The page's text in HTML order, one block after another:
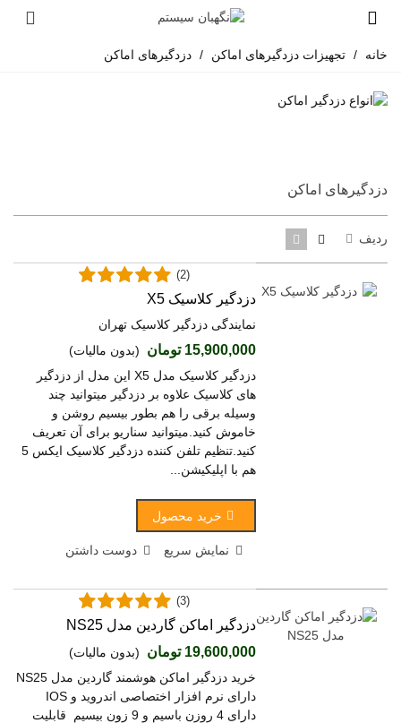
خانه / تجهیزات دزدگیرهای اماکن / دزدگیرهای اماکن
دزدگیرهای اماکن
ردیف
دزدگیر کلاسیک X5
نمایندگی دزدگیر کلاسیک تهران
15,900,000 تومان (بدون مالیات)
(2)
دزدگیر کلاسیک مدل X5 این مدل از دزدگیر
های کلاسیک علاوه بر دزدگیر میتوانید چند
وسیله برقی را هم بطور بیسیم روشن و
خاموش کنید.میتوانید سناریو برای آن تعریف
کنید.تنظیم تلفن کننده دزدگیر کلاسیک ایکس 5
هم با اپلیکیشن...
خرید محصول
نمایش سریع دوست داشتن
دزدگیر اماکن گاردین مدل NS25
19,600,000 تومان
(بدون مالیات)
(3)
خرید دزدگیر اماکن هوشمند گاردین مدل NS25
دارای 4 روزن باسیم و 9 زون بیسیم قابلیت